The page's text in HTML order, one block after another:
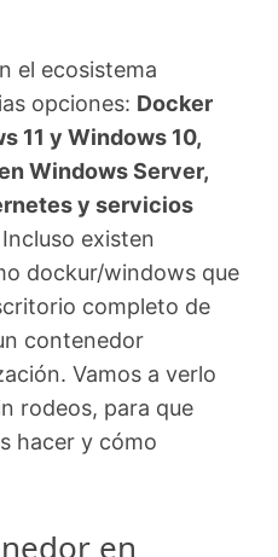
el ecosistema
opciones: Docker
11 y Windows 10,
Windows Server,
y servicios
existen
dockur/windows que
completo de
contenedor
Vamos a verlo
rodeos, para que
hacer y cómo
en